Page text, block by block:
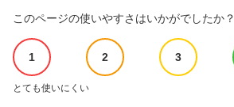
このページの使いやすさはいかがでしたか？
1 2 3
とても使いにくい